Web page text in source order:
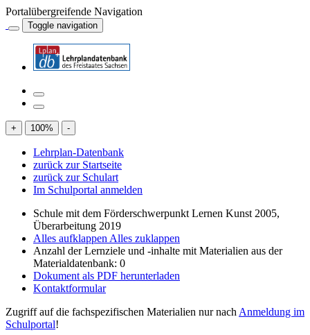
Portalübergreifende Navigation
Toggle navigation
+ 100% -
Lehrplan-Datenbank
zurück zur Startseite
zurück zur Schulart
Im Schulportal anmelden
Schule mit dem Förderschwerpunkt Lernen Kunst 2005,
Überarbeitung 2019
Alles aufklappen Alles zuklappen
Anzahl der Lernziele und -inhalte mit Materialien aus der
Materialdatenbank: 0
Dokument als PDF herunterladen
Kontaktformular
Zugriff auf die fachspezifischen Materialien nur nach Anmeldung im
Schulportal!